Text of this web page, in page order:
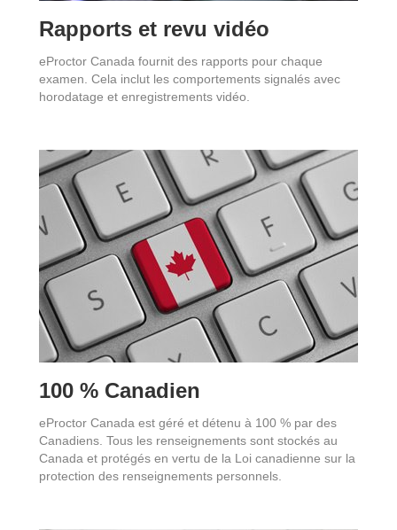
Rapports et revu vidéo
eProctor Canada fournit des rapports pour chaque
examen. Cela inclut les comportements signalés avec
horodatage et enregistrements vidéo.
100 % Canadien
eProctor Canada est géré et détenu à 100 % par des
Canadiens. Tous les renseignements sont stockés au
Canada et protégés en vertu de la Loi canadienne sur la
protection des renseignements personnels.